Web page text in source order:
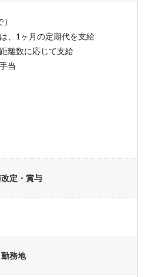
、1ヶ月の定期代を支給
離数に応じて支給
当
定・賞与
勤務地